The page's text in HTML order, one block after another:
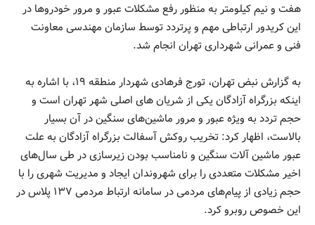
هفت و نیم کیلومتر به منظور رفع مشکلات عبور و مرور خودروها در
این کریدور ارتباطی مهم و پرتردد توسط سازمان مهندسی معاونت
فنی و عمرانی شهرداری تهران انجام شد.
به گزارش نبض تهران، تورج فرهادی شهردار منطقه ۱۹، با اشاره به
اینکه بزرگراه آزادگان یکی از شریان های اصلی شهر تهران است و
حجم تردد به ویژه عبور و مرور ماشین‌های سنگین در آن بسیار
بالاست، اظهار کرد: تخریب روکش آسفالت بزرگراه آزادگان به علت
عبور ماشین آلات سنگین و نامناسب بودن زیرسازی در طی سال‌های
اخیر مشکلات متعددی را برای شهروندان ایجاد و مدیریت شهری را با
حجم زیادی از پیام‌های مردمی در سامانه‌ ارتباط مردمی ۱۳۷ پلاس در
این خصوص روبرو کرد.